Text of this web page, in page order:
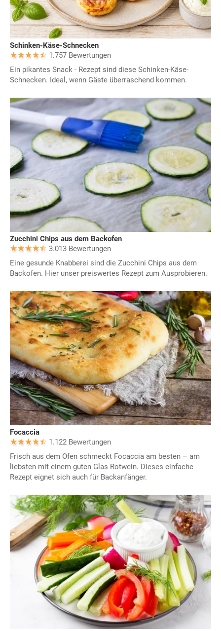
Schinken-Käse-Schnecken
1.757 Bewertungen
Ein pikantes Snack - Rezept sind diese Schinken-Käse-
Schnecken. Ideal, wenn Gäste überraschend kommen.
Zucchini Chips aus dem Backofen
3.013 Bewertungen
Eine gesunde Knabberei sind die Zucchini Chips aus dem
Backofen. Hier unser preiswertes Rezept zum Ausprobieren.
Focaccia
1.122 Bewertungen
Frisch aus dem Ofen schmeckt Focaccia am besten – am
liebsten mit einem guten Glas Rotwein. Dieses einfache
Rezept eignet sich auch für Backanfänger.